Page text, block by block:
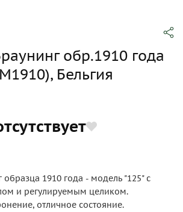
обр.1910 года
Бельгия
образца 1910 года - модель "125" с
и регулируемым целиком.
отличное состояние.